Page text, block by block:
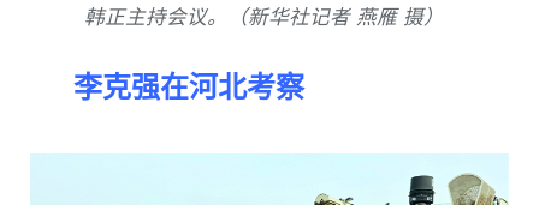
韩正主持会议。（新华社记者 燕雁 摄）
李克强在河北考察